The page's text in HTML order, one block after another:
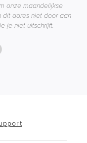
onze maandelijkse
dit adres niet door aan
je niet uitschrijft.